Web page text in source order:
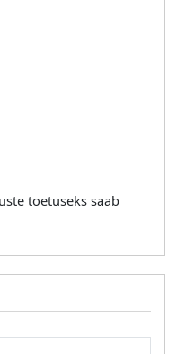
toetuseks saab